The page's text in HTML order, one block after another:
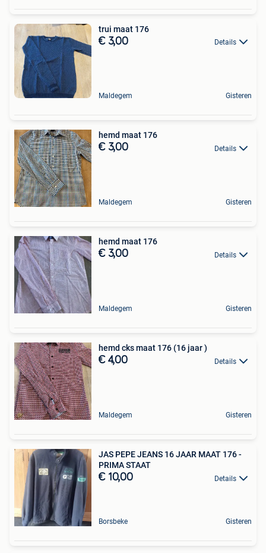
trui maat 176
€ 3,00 Details
Maldegem Gisteren
hemd maat 176
€ 3,00 Details
Maldegem Gisteren
hemd maat 176
€ 3,00 Details
Maldegem Gisteren
hemd cks maat 176 (16 jaar )
€ 4,00 Details
Maldegem Gisteren
JAS PEPE JEANS 16 JAAR MAAT 176 -
PRIMA STAAT
€ 10,00 Details
Borsbeke Gisteren